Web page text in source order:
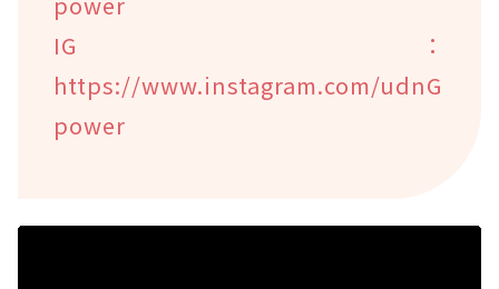
IG：
https://www.instagram.com/udnG
power